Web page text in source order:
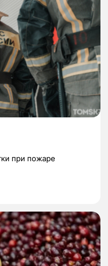
при пожаре